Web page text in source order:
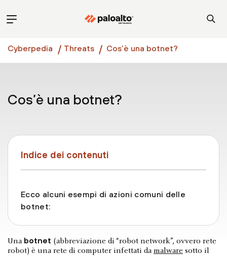
Cyberpedia Threats Cos’è una botnet?
Cos’è una botnet?
Indice dei contenuti
Ecco alcuni esempi di azioni comuni delle
botnet:
Una botnet (abbreviazione di “robot network”, ovvero rete
robot) è una rete di computer infettati da malware sotto il